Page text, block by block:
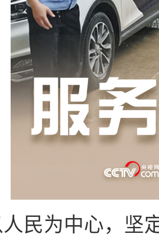
民为中心，坚